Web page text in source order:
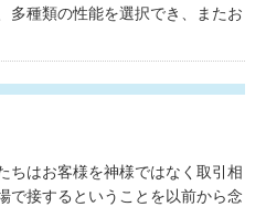
多種類の性能を選択でき、またお
ちはお客様を神様ではなく取引相
で接するということを以前から念